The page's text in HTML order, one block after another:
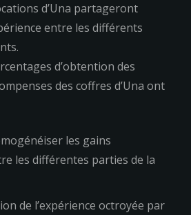
d’Una partageront
entre les différents
d’obtention des
des coffres d’Una ont
les gains
les différentes parties de la
de l’expérience octroyée par